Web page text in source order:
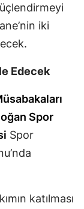
iki
Edecek
Spor
Spor
katılması